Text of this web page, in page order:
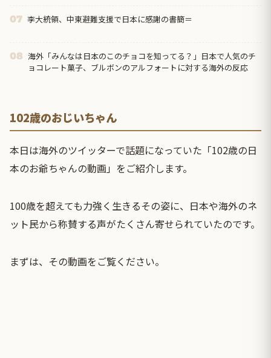
07 李大統領、中東避難支援で日本に感謝の書簡＝
08 海外「みんなは日本のこのチョコを知ってる？」日本で人気のチ
ョコレート菓子、ブルボンのアルフォートに対する海外の反応
102歳のおじいちゃん
本日は海外のツイッターで話題になっていた「102歳の日
本のお爺ちゃんの動画」をご紹介します。
100歳を超えても力強く生きるその姿に、日本や海外のネ
ット民から称賛する声がたくさん寄せられていたのです。
まずは、その動画をご覧ください。